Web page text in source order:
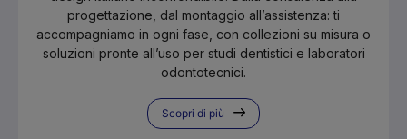
progettazione, dal montaggio all’assistenza: ti
accompagniamo in ogni fase, con collezioni su misura o
soluzioni pronte all’uso per studi dentistici e laboratori
odontotecnici.
Scopri di più